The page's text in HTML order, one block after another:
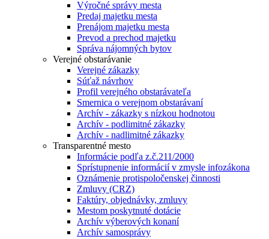
Výročné správy mesta
Predaj majetku mesta
Prenájom majetku mesta
Prevod a prechod majetku
Správa nájomných bytov
Verejné obstarávanie
Verejné zákazky
Súťaž návrhov
Profil verejného obstarávateľa
Smernica o verejnom obstarávaní
Archív - zákazky s nízkou hodnotou
Archív - podlimitné zákazky
Archív - nadlimitné zákazky
Transparentné mesto
Informácie podľa z.č.211/2000
Sprístupnenie informácií v zmysle infozákona
Oznámenie protispoločenskej činnosti
Zmluvy (CRZ)
Faktúry, objednávky, zmluvy
Mestom poskytnuté dotácie
Archív výberových konaní
Archív samosprávy